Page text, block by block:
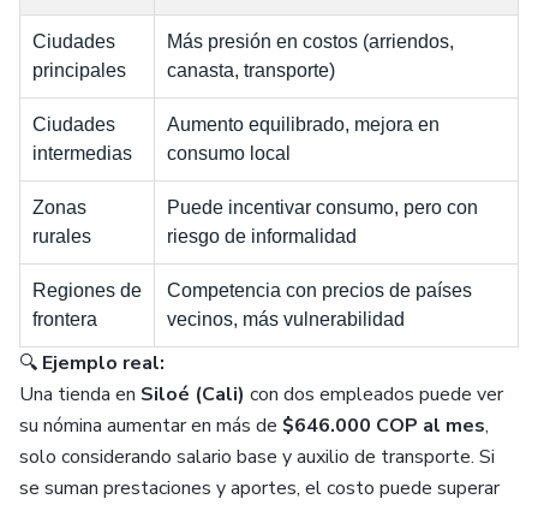
Ciudades
principales
Más presión en costos (arriendos,
canasta, transporte)
Ciudades
intermedias
Aumento equilibrado, mejora en
consumo local
Zonas
rurales
Puede incentivar consumo, pero con
riesgo de informalidad
Regiones de
frontera
Competencia con precios de países
vecinos, más vulnerabilidad
🔍 Ejemplo real:
Una tienda en Siloé (Cali) con dos empleados puede ver
su nómina aumentar en más de $646.000 COP al mes,
solo considerando salario base y auxilio de transporte. Si
se suman prestaciones y aportes, el costo puede superar